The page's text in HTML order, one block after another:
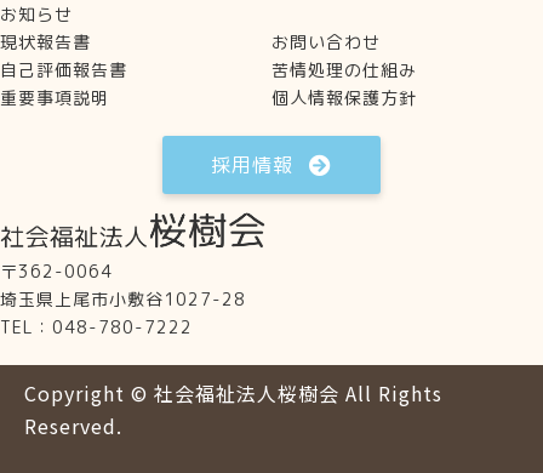
お知らせ
現状報告書
自己評価報告書
重要事項説明
お問い合わせ
苦情処理の仕組み
個人情報保護方針
採用情報
〒362-0064
埼玉県上尾市小敷谷1027-28
TEL：048-780-7222
Copyright © 社会福祉法人桜樹会 All Rights
Reserved.